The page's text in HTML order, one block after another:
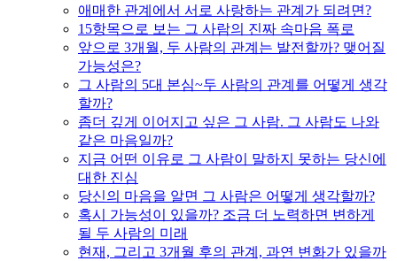
애매한 관계에서 서로 사랑하는 관계가 되려면?
15항목으로 보는 그 사람의 진짜 속마음 폭로
앞으로 3개월, 두 사람의 관계는 발전할까? 맺어질
가능성은?
그 사람의 5대 본심~두 사람의 관계를 어떻게 생각
할까?
좀더 깊게 이어지고 싶은 그 사람. 그 사람도 나와
같은 마음일까?
지금 어떤 이유로 그 사람이 말하지 못하는 당신에
대한 진심
당신의 마음을 알면 그 사람은 어떻게 생각할까?
혹시 가능성이 있을까? 조금 더 노력하면 변하게
될 두 사람의 미래
현재, 그리고 3개월 후의 관계, 과연 변화가 있을까